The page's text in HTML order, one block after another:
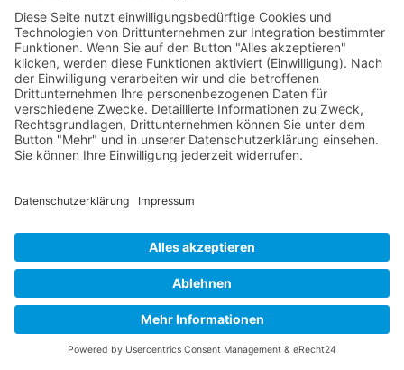
faszinierenden neuen Interpretationen führt. So können
Trachtenblusen, Trachtenjacken und Trachtenwesten
perfekt zu modernen, aber dennoch traditionsbewussten
Outfits gemischt werden. Diese modischen Kombinationen
unterstreichen die Vielfalt und Attraktivität der
Trachtenmode.
Zusammenfassend lässt sich sagen, dass die Trachtenmode
Trachtenbluse, Trachtenjanker, Trachtenjacke oder
ein echter Blickfang auf jeder Veranstaltung. Lassen Sie
sich von der einzigartigen Kombination aus Tradition und
Moderne inspirieren und entdecken Sie die faszinierende
Welt der Trachtenmode.
>>> zu den Dirndel Angeboten <<<